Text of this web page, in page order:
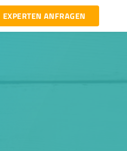
EXPERTEN ANFRAGEN